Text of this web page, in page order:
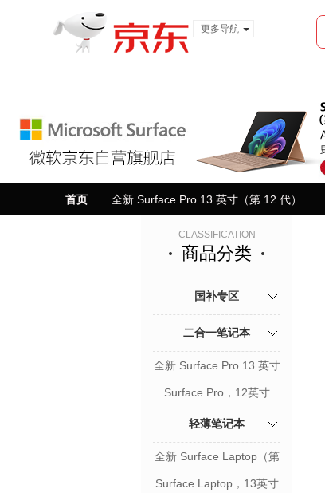
更多导航
首页 全新 Surface Pro 13 英寸（第 12 代）
CLASSIFICATION
商品分类
国补专区
二合一笔记本
全新 Surface Pro 13 英寸
Surface Pro，12英寸
轻薄笔记本
全新 Surface Laptop（第
Surface Laptop，13英寸